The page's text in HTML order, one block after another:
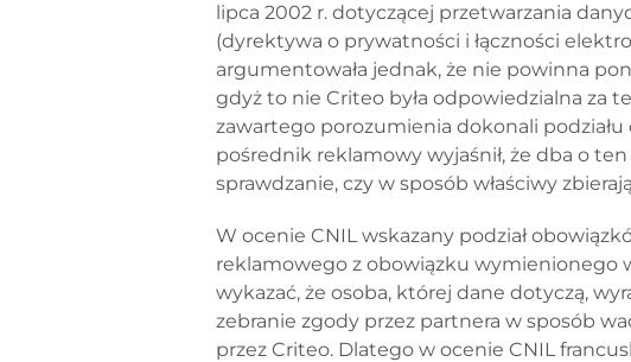
lipca 2002 r. dotyczącej przetwarzania
(dyrektywa o prywatności i łączności
argumentowała jednak, że nie powinna
gdyż to nie Criteo była odpowiedzialna za
zawartego porozumienia dokonali
pośrednik reklamowy wyjaśnił, że dba o
sprawdzanie, czy w sposób właściwy
W ocenie CNIL wskazany podział
reklamowego z obowiązku wymienionego
wykazać, że osoba, której dane dotyczą,
zebranie zgody przez partnera w sposób
przez Criteo. Dlatego w ocenie CNIL